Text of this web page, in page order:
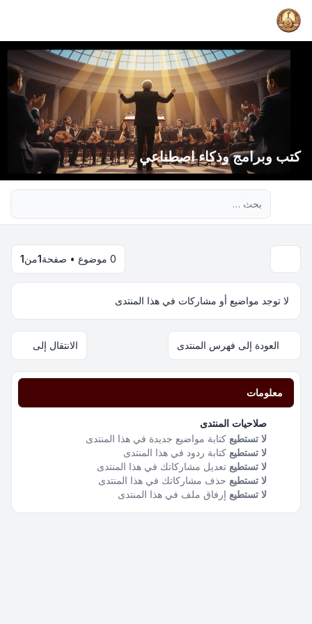
كتب وبرامج وذكاء اصطناعي
0 موضوع • صفحة 1من1
لا توجد مواضيع أو مشاركات في هذا المنتدى
العودة إلى فهرس المنتدى الانتقال إلى
معلومات
صلاحيات المنتدى
لا تستطيع كتابة مواضيع جديدة في هذا المنتدى
لا تستطيع كتابة ردود في هذا المنتدى
لا تستطيع تعديل مشاركاتك في هذا المنتدى
لا تستطيع حذف مشاركاتك في هذا المنتدى
لا تستطيع إرفاق ملف في هذا المنتدى